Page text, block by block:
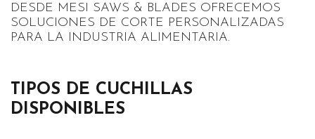
DESDE MESI SAWS & BLADES OFRECEMOS
SOLUCIONES DE CORTE PERSONALIZADAS
PARA LA INDUSTRIA ALIMENTARIA.
TIPOS DE CUCHILLAS
DISPONIBLES